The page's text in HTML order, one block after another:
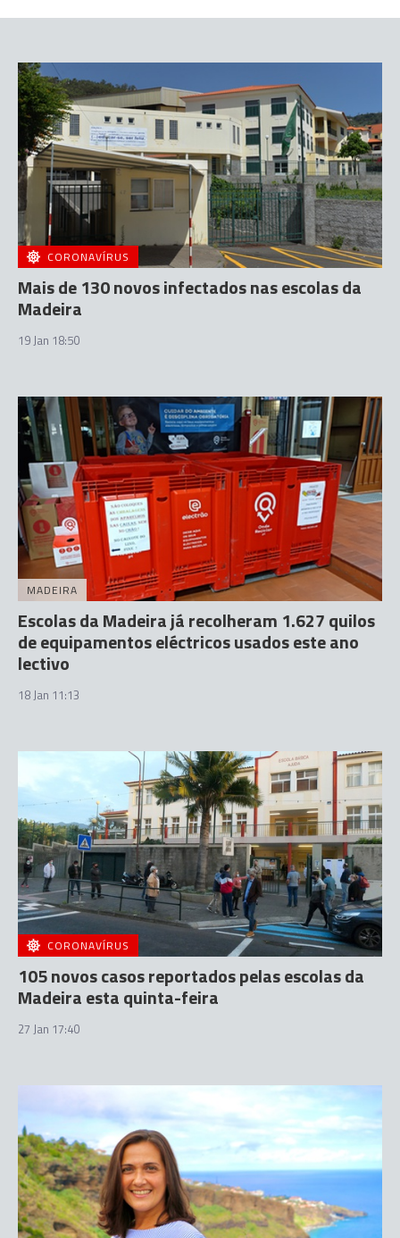
CORONAVÍRUS
Mais de 130 novos infectados nas escolas da
Madeira
19 Jan 18:50
MADEIRA
Escolas da Madeira já recolheram 1.627 quilos
de equipamentos eléctricos usados este ano
lectivo
18 Jan 11:13
CORONAVÍRUS
105 novos casos reportados pelas escolas da
Madeira esta quinta-feira
27 Jan 17:40